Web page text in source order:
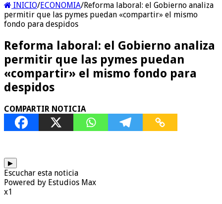
INICIO/ECONOMIA/Reforma laboral: el Gobierno analiza
permitir que las pymes puedan «compartir» el mismo
fondo para despidos
Reforma laboral: el Gobierno analiza
permitir que las pymes puedan
«compartir» el mismo fondo para
despidos
COMPARTIR NOTICIA
▶
Escuchar esta noticia
Powered by Estudios Max
x1